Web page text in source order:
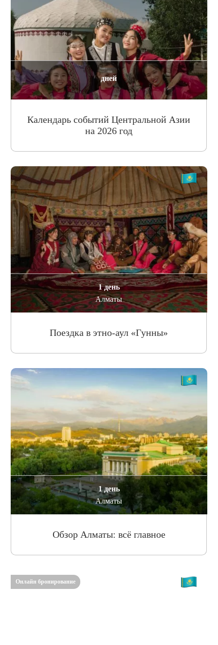
дней
Календарь событий Центральной Азии
на 2026 год
1 день
Алматы
Поездка в этно-аул «Гунны»
1 день
Алматы
Обзор Алматы: всё главное
Онлайн бронирование